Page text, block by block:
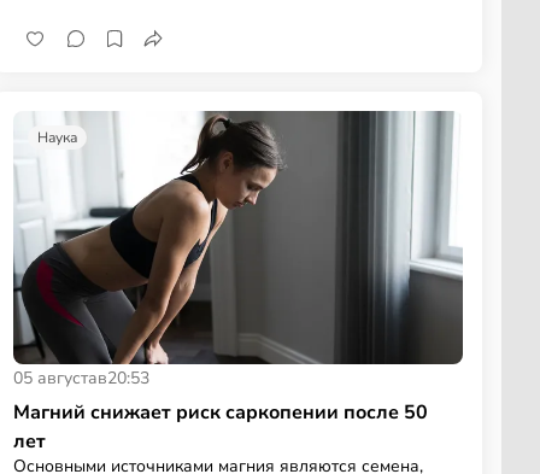
Наука
05 августав20:53
Магний снижает риск саркопении после 50
лет
Основными источниками магния являются семена,